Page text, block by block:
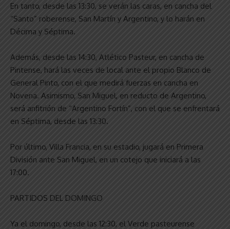
En tanto, desde las 13:30, se verán las caras, en cancha del
“Santo” roberense, San Martín y Argentino, y lo harán en
Décima y Séptima.
Además, desde las 14:30, Atlético Pasteur, en cancha de
Pintense, hará las veces de local ante el propio Blanco de
General Pinto, con el que medirá fuerzas en cancha en
Novena. Asimismo, San Miguel, en reducto de Argentino,
será anfitrión de “Argentino Fortín”, con el que se enfrentará
en Séptima, desde las 13:30.
Por último, Villa Francia, en su estadio, jugará en Primera
División ante San Miguel, en un cotejo que iniciará a las
17:00.
PARTIDOS DEL DOMINGO
Ya el domingo, desde las 12:30, el Verde pasteurense